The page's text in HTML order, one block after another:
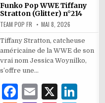
Funko Pop WWE Tiffany
Stratton (Glitter) n°214
TEAM POP FR MAI 8, 2026
Tiffany Stratton, catcheuse
américaine de la WWE de son
vrai nom Jessica Woynilko,
s’offre une…
F
E
X